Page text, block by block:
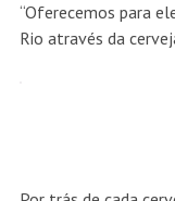
“Oferecemos para
Rio através da